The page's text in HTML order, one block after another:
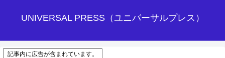
UNIVERSAL PRESS（ユニバーサルプレス）
記事内に広告が含まれています。